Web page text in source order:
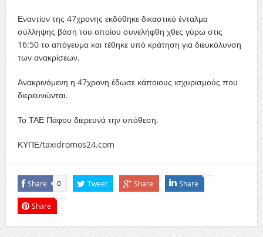
Εναντίον της 47χρονης εκδόθηκε δικαστικό ένταλμα
σύλληψης βάση του οποίου συνελήφθη χθες γύρω στις
16:50 το απόγευμα και τέθηκε υπό κράτηση για διευκόλυνση
των ανακρίσεων.
Ανακρινόμενη η 47χρονη έδωσε κάποιους ισχυρισμούς που
διερευνώνται.
Το ΤΑΕ Πάφου διερευνά την υπόθεση.
ΚΥΠΕ/taxidromos24.com
Share 0 Tweet Share Share
Share